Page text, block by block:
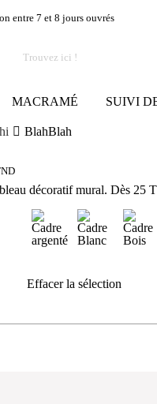
entre 7 et 8 jours ouvrés
MACRAMÉ SUIVI
BlahBlah
décoratif mural. Dès 25
Effacer la sélection